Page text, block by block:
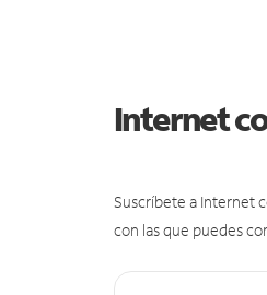
Internet
Suscríbete a Internet
con las que puedes